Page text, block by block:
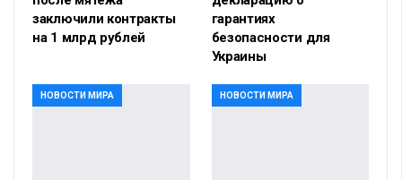
заключили контракты
на 1 млрд рублей
гарантиях
безопасности для
Украины
НОВОСТИ МИРА НОВОСТИ МИРА